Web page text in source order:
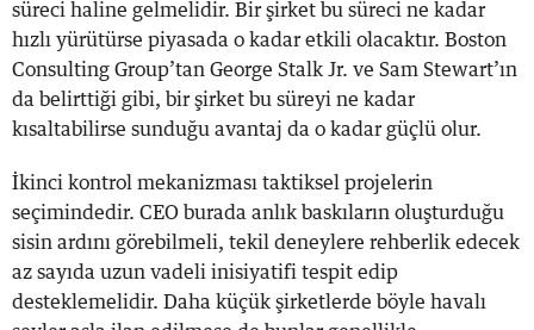
süreci haline gelmelidir. Bir şirket bu süreci ne kadar
hızlı yürütürse piyasada o kadar etkili olacaktır. Boston
Consulting Group’tan George Stalk Jr. ve Sam Stewart’ın
da belirttiği gibi, bir şirket bu süreyi ne kadar
kısaltabilirse sunduğu avantaj da o kadar güçlü olur.
İkinci kontrol mekanizması taktiksel projelerin
seçimindedir. CEO burada anlık baskıların oluşturduğu
sisin ardını görebilmeli, tekil deneylere rehberlik edecek
az sayıda uzun vadeli inisiyatifi tespit edip
desteklemelidir. Daha küçük şirketlerde böyle havalı